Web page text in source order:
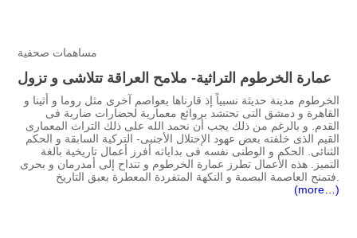
مساهمات صحفية
عمارة الخرطوم التراثية- ملامح العراقة تتلاشى و تزول
الخرطوم مدينة حديثة نسبياً إذ قارناها بعواصم آخرى مثل روما و أثينا و
القاهرة و دمشق التى تحتشد بروائع معمارية لحضارات ضاربة فى
القدم. و بالرغم من ذلك يجب أن نحمد الله على ذلك التراث المعمارى
القيم الذى خلفته بعض عهود الإحتلال الأجنبى- التركية السابقة و الحكم
الثنائى. الحكم و الوطنى نفسه فى بداياته أفرز أعمال تاريخية بالغة
التميز. هذه الأعمال تطرز عمارة الخرطوم و تنداح إلى أمدرمان و بحرى
(more…)